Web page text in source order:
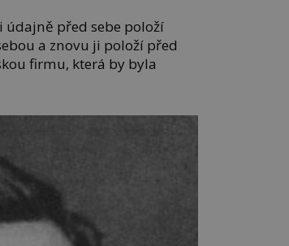
údajně před sebe položí
a znovu ji položí před
firmu, která by byla